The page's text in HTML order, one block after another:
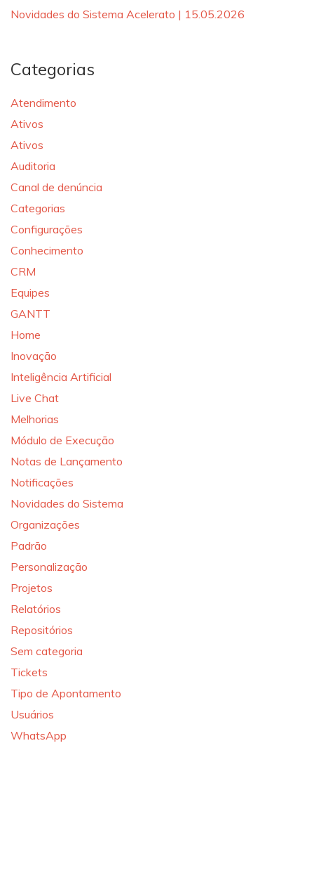
Novidades do Sistema Acelerato | 15.05.2026
Categorias
Atendimento
Ativos
Ativos
Auditoria
Canal de denúncia
Categorias
Configurações
Conhecimento
CRM
Equipes
GANTT
Home
Inovação
Inteligência Artificial
Live Chat
Melhorias
Módulo de Execução
Notas de Lançamento
Notificações
Novidades do Sistema
Organizações
Padrão
Personalização
Projetos
Relatórios
Repositórios
Sem categoria
Tickets
Tipo de Apontamento
Usuários
WhatsApp